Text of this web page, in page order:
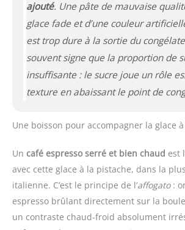
ajouté. Une pâte de mauvaise
glace fade et d’une couleur
est trop dure à la sortie du
souvent signe que la proportion de
insuffisante : le sucre joue un rôle
texture en abaissant le point de
Une boisson pour accompagner la glace
Un café espresso serré et bien chaud est
avec cette glace à la pistache, dans la
italienne. C’est le principe de l’affogato:
espresso brûlant directement sur la
un contraste chaud-froid absolument